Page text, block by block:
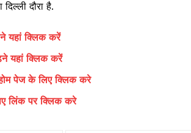
दौरा है.
यहां क्लिक करें
यहां क्लिक करें
पेज के लिए क्लिक करे
लिंक पर क्लिक करे